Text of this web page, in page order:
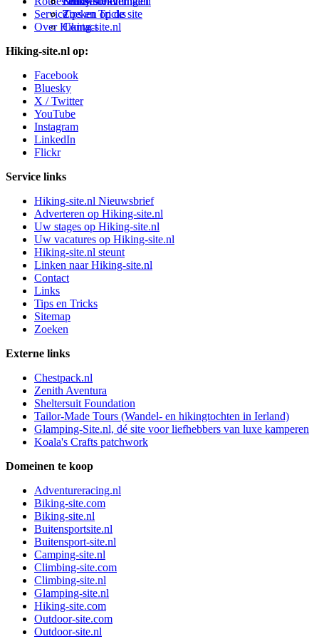
ServiceTips en Tricks
Over Hiking-site.nl
Zoeken op de site
Contact
Hiking-site.nl op:
Facebook
Bluesky
X / Twitter
YouTube
Instagram
LinkedIn
Flickr
Service links
Hiking-site.nl Nieuwsbrief
Adverteren op Hiking-site.nl
Uw stages op Hiking-site.nl
Uw vacatures op Hiking-site.nl
Hiking-site.nl steunt
Linken naar Hiking-site.nl
Contact
Links
Tips en Tricks
Sitemap
Zoeken
Externe links
Chestpack.nl
Zenith Aventura
Sheltersuit Foundation
Tailor-Made Tours (Wandel- en hikingtochten in Ierland)
Glamping-Site.nl, dé site voor liefhebbers van luxe kamperen
Koala's Crafts patchwork
Domeinen te koop
Adventureracing.nl
Biking-site.com
Biking-site.nl
Buitensportsite.nl
Buitensport-site.nl
Camping-site.nl
Climbing-site.com
Climbing-site.nl
Glamping-site.nl
Hiking-site.com
Outdoor-site.com
Outdoor-site.nl